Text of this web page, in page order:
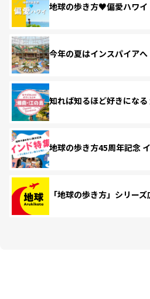
地球の歩き方♥偏愛ハワイ
今年の夏はインスパイアへ
知れば知るほど好きにな
地球の歩き方45周年記念
「地球の歩き方」シリー